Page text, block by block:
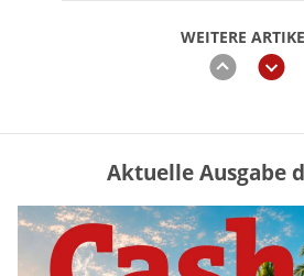
WEITEREzurück
Mütterrente III Tabelle:
Nachzahlung ist pro
mehr
Aktuelle Ausgabe